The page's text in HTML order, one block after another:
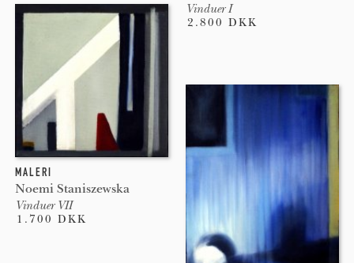
Vinduer I
2.800 DKK
MALERI
Noemi Staniszewska
Vinduer VII
1.700 DKK